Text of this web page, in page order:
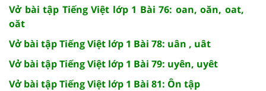
Vở bài tập Tiếng Việt lớp 1 Bài 76: oan, oăn, oat,
oăt
Vở bài tập Tiếng Việt lớp 1 Bài 78: uân , uât
Vở bài tập Tiếng Việt lớp 1 Bài 79: uyên, uyêt
Vở bài tập Tiếng Việt lớp 1 Bài 81: Ôn tập